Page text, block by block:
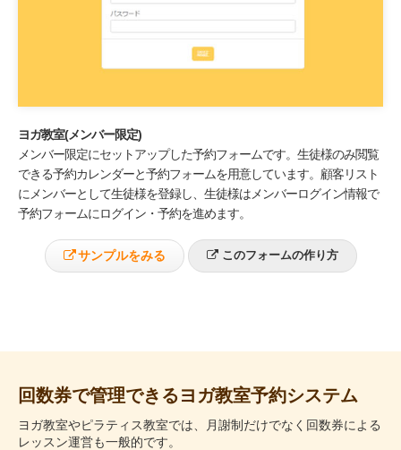
ヨガ教室(メンバー限定)
メンバー限定にセットアップした予約フォームです。生徒様のみ閲覧
できる予約カレンダーと予約フォームを用意しています。顧客リスト
にメンバーとして生徒様を登録し、生徒様はメンバーログイン情報で
予約フォームにログイン・予約を進めます。
サンプルをみる このフォームの作り方
回数券で管理できるヨガ教室予約システム
ヨガ教室やピラティス教室では、月謝制だけでなく回数券による
レッスン運営も一般的です。